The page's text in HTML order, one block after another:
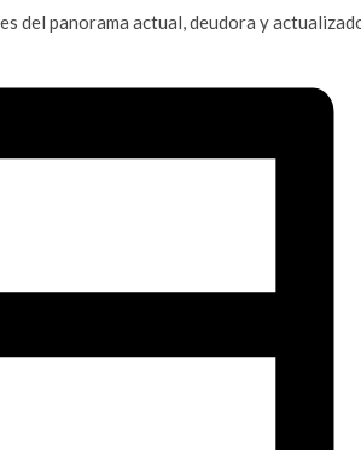
del panorama actual, deudora y